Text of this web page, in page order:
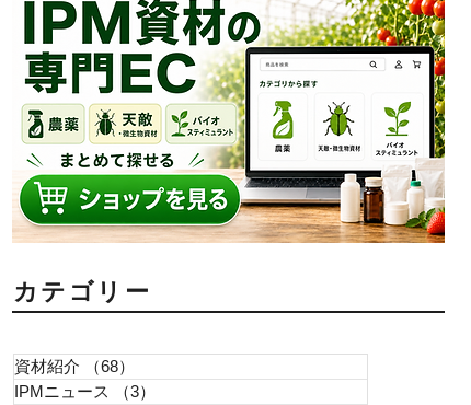
​カテゴリー
資材紹介 （68）
IPMニュース
（3）